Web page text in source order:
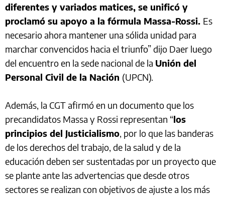
diferentes y variados matices, se unificó y
proclamó su apoyo a la fórmula Massa-Rossi. Es
necesario ahora mantener una sólida unidad para
marchar convencidos hacia el triunfo” dijo Daer luego
del encuentro en la sede nacional de la Unión del
Personal Civil de la Nación (UPCN).
Además, la CGT afirmó en un documento que los
precandidatos Massa y Rossi representan “los
principios del Justicialismo, por lo que las banderas
de los derechos del trabajo, de la salud y de la
educación deben ser sustentadas por un proyecto que
se plante ante las advertencias que desde otros
sectores se realizan con objetivos de ajuste a los más